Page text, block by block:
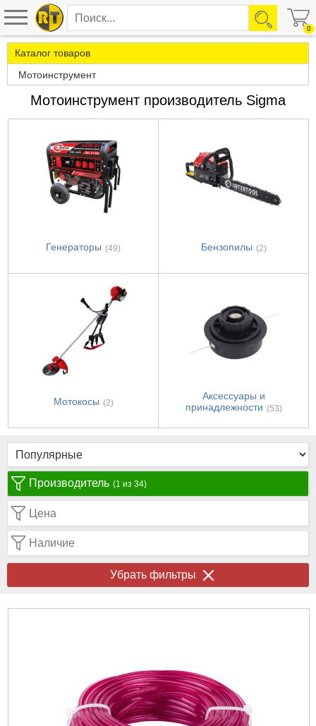
0
Каталог товаров
Мотоинструмент
Мотоинструмент производитель Sigma
Генераторы (49) Бензопилы (2)
Мотокосы (2)
Аксессуары и
принадлежности (53)
Производитель (1 из 34)
Цена
Наличие
Убрать фильтры